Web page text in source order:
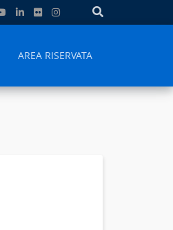
AREA RISERVATA